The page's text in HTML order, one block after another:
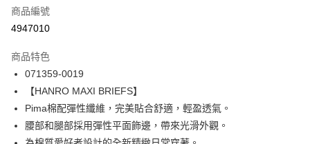
LINE Pay
悠遊付
全盈+PAY
ATM付款
商品編號
4947010
商品特色
071359-0019
【HANRO MAXI BRIEFS】
Pima棉配彈性纖維，完美貼合舒適，輕盈透氣。
腰部和腿部採用彈性平面飾邊，帶來光滑外觀。